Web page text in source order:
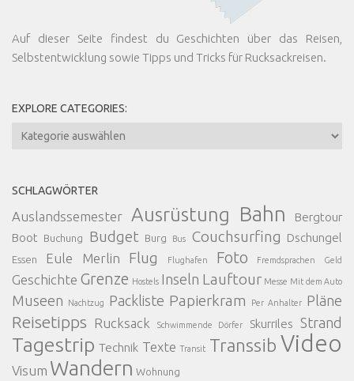
Auf dieser Seite findest du Geschichten über das Reisen,
Selbstentwicklung sowie Tipps und Tricks für Rucksackreisen.
EXPLORE CATEGORIES:
Explore
SCHLAGWÖRTER
Auslandssemester Ausrüstung Bahn
Bergtour
Boot
Buchung Budget Burg Bus Couchsurfing Dschungel
Essen Eule Merlin Flug Flughafen Foto Fremdsprachen Geld
Geschichte Grenze Hostels Inseln Lauftour Messe Mit dem Auto
Museen Nachtzug Packliste Papierkram Per Anhalter Pläne
Reisetipps Rucksack Schwimmende Dörfer Skurriles Strand
Tagestrip Technik Texte Transit Transsib Video
Visum Wandern Wohnung